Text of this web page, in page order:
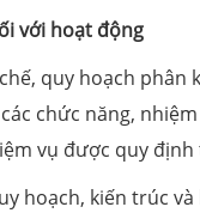
với hoạt động
quy hoạch phân
chức năng,
vụ được quy
hoạch, kiến trúc